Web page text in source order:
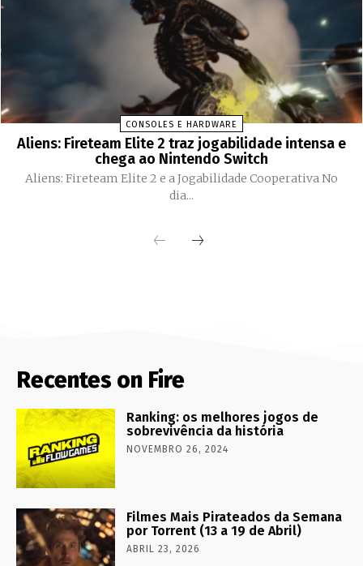
CONSOLES E HARDWARE
Aliens: Fireteam Elite 2 traz jogabilidade intensa e
chega ao Nintendo Switch
Aliens: Fireteam Elite 2 e a Jogabilidade Cooperativa No
dia...
Recentes on Fire
Ranking: os melhores jogos de
sobrevivência da história
NOVEMBRO 26, 2024
Filmes Mais Pirateados da Semana
por Torrent (13 a 19 de Abril)
ABRIL 23, 2026